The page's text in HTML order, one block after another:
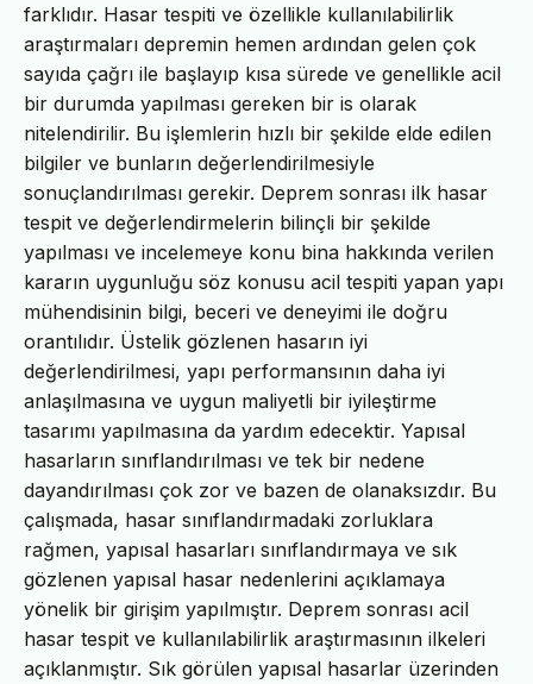
farklıdır. Hasar tespiti ve özellikle kullanılabilirlik
araştırmaları depremin hemen ardından gelen çok
sayıda çağrı ile başlayıp kısa sürede ve genellikle acil
bir durumda yapılması gereken bir is olarak
nitelendirilir. Bu işlemlerin hızlı bir şekilde elde edilen
bilgiler ve bunların değerlendirilmesiyle
sonuçlandırılması gerekir. Deprem sonrası ilk hasar
tespit ve değerlendirmelerin bilinçli bir şekilde
yapılması ve incelemeye konu bina hakkında verilen
kararın uygunluğu söz konusu acil tespiti yapan yapı
mühendisinin bilgi, beceri ve deneyimi ile doğru
orantılıdır. Üstelik gözlenen hasarın iyi
değerlendirilmesi, yapı performansının daha iyi
anlaşılmasına ve uygun maliyetli bir iyileştirme
tasarımı yapılmasına da yardım edecektir. Yapısal
hasarların sınıflandırılması ve tek bir nedene
dayandırılması çok zor ve bazen de olanaksızdır. Bu
çalışmada, hasar sınıflandırmadaki zorluklara
rağmen, yapısal hasarları sınıflandırmaya ve sık
gözlenen yapısal hasar nedenlerini açıklamaya
yönelik bir girişim yapılmıştır. Deprem sonrası acil
hasar tespit ve kullanılabilirlik araştırmasının ilkeleri
açıklanmıştır. Sık görülen yapısal hasarlar üzerinden